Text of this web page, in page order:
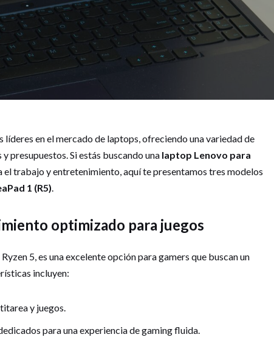
líderes en el mercado de laptops, ofreciendo una variedad de
presupuestos. Si estás buscando una laptop Lenovo para
el trabajo y entretenimiento, aquí te presentamos tres modelos
1 (R5).
optimizado para juegos
5, es una excelente opción para gamers que buscan un
incluyen:
y juegos.
para una experiencia de gaming fluida.